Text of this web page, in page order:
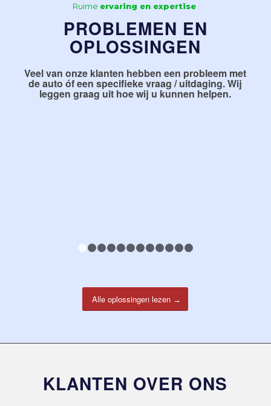
Ruime ervaring en expertise
PROBLEMEN EN
OPLOSSINGEN
Veel van onze klanten hebbeneen probleem met
de auto ófeen specifieke vraag / uitdaging. Wij
leggen graag uit hoe wij u kunnen helpen.
1 2 3 4 5 6
Alle oplossingen lezen
KLANTEN OVER ONS